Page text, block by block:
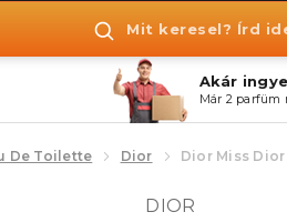
Mit keresel? Írd
Akár
Már 2 parfüm
De Toilette Dior Dior Miss
DIOR